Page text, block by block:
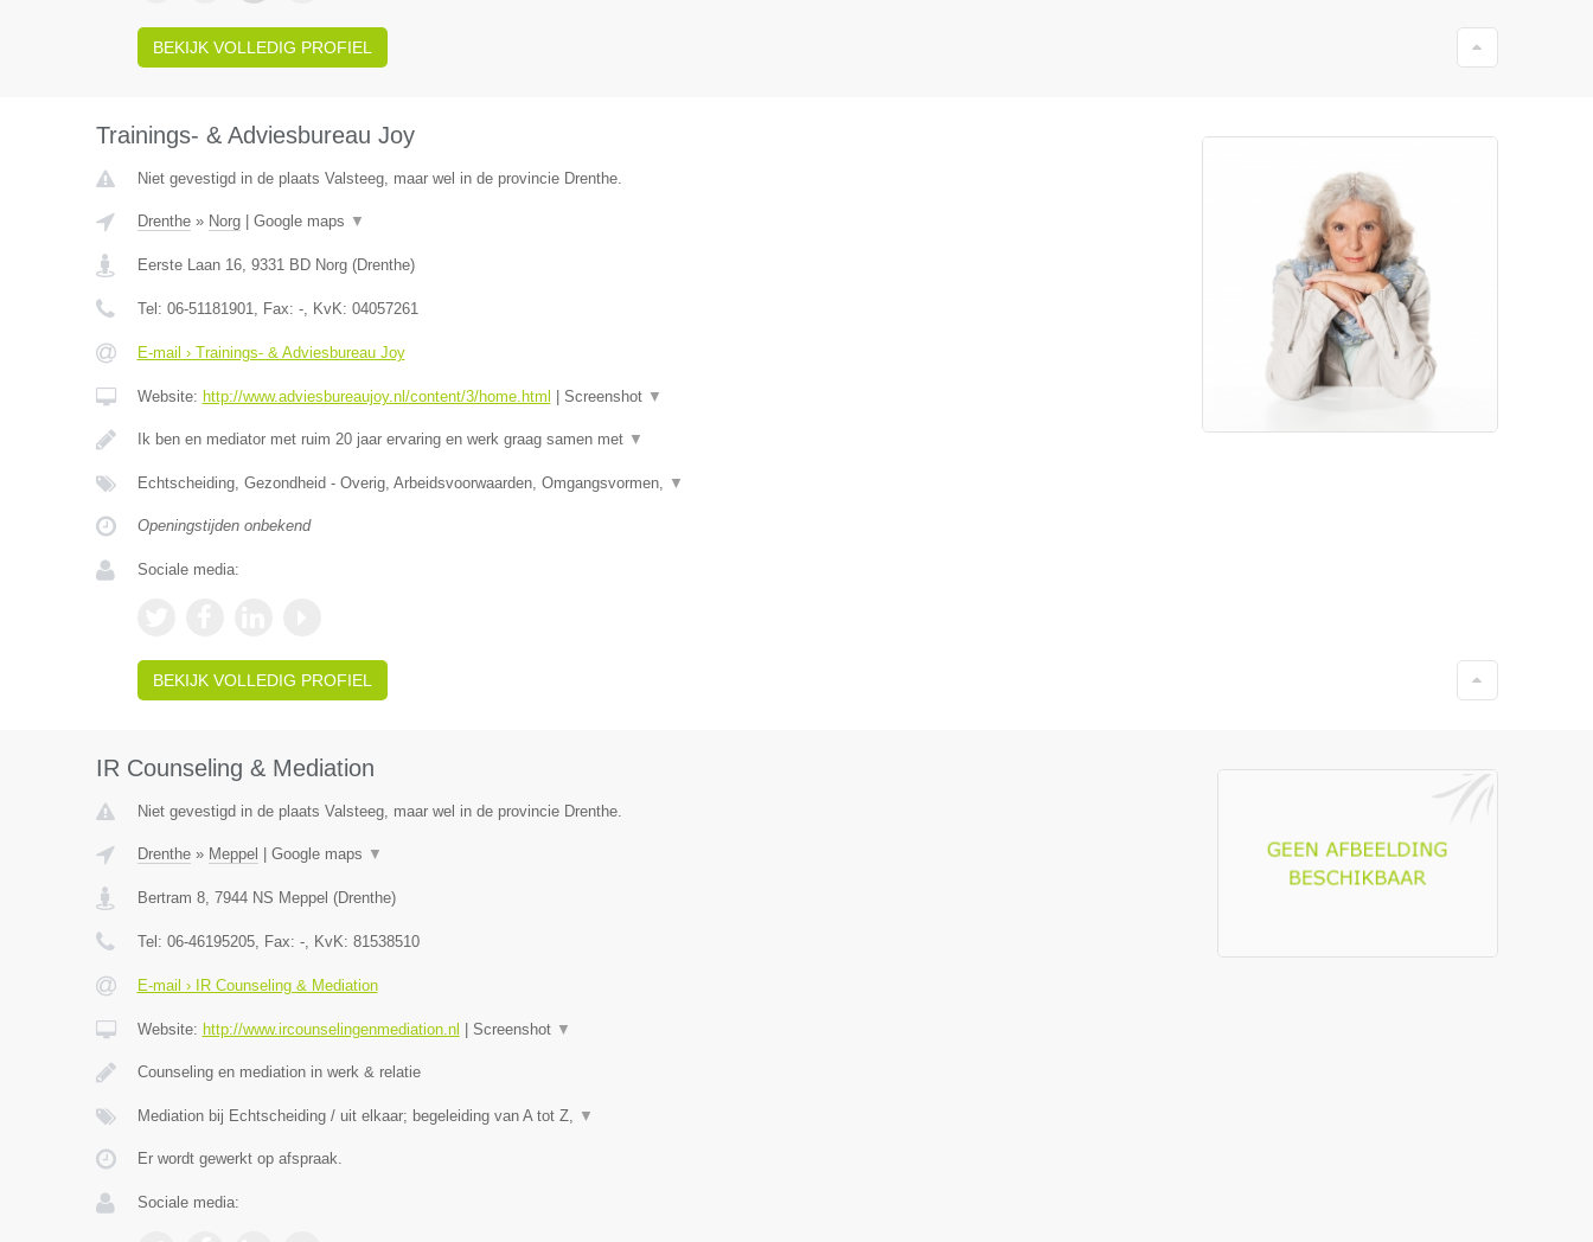
BEKIJK VOLLEDIG PROFIEL
Trainings- & Adviesbureau Joy
Niet gevestigd in de plaats Valsteeg, maar wel in de provincie Drenthe.
Drenthe» Norg| Google maps ▼
Eerste Laan 16, 9331 BD Norg(Drenthe)
Tel: 06-51181901, Fax: -, KvK: 04057261
E-mail › Trainings- & Adviesbureau Joy
Website: http://www.adviesbureaujoy.nl/content/3/home.html Screenshot ▼
Ik ben en mediator met ruim 20 jaar ervaring en werk graag samen met ▼
Echtscheiding, Gezondheid - Overig, Arbeidsvoorwaarden, Omgangsvormen, ▼
Openingstijden onbekend
Sociale media:
BEKIJK VOLLEDIG PROFIEL
IR Counseling & Mediation
Niet gevestigd in de plaats Valsteeg, maar wel in de provincie Drenthe.
Drenthe» Meppel Google maps ▼
Bertram 8, 7944 NS Meppel (Drenthe)
Tel: 06-46195205, Fax: -, KvK: 81538510
E-mail › IR Counseling & Mediation
Website: http://www.ircounselingenmediation.nl Screenshot ▼
Counseling en mediation in werk & relatie
Mediation bij Echtscheiding / uit elkaar; begeleiding van A tot Z, ▼
Er wordt gewerkt op afspraak.
Sociale media: